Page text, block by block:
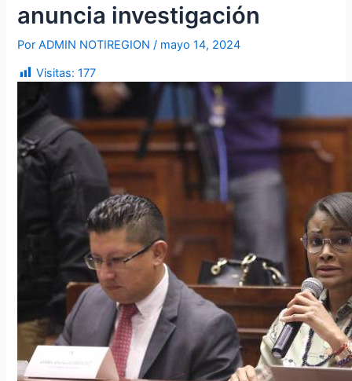
anuncia investigación
PorADMIN NOTIREGION/ mayo 14, 2024
Visitas: 177